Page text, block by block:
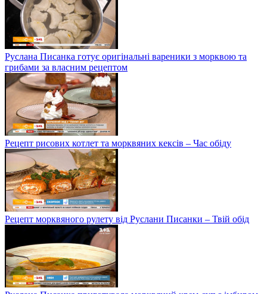
Руслана Писанка готує оригінальні вареники з морквою та
грибами за власним рецептом
Рецепт рисових котлет та морквяних кексів – Час обіду
Рецепт морквяного рулету від Руслани Писанки – Твій обід